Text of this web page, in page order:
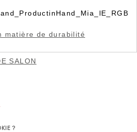
matière de durabilité
SALON
?